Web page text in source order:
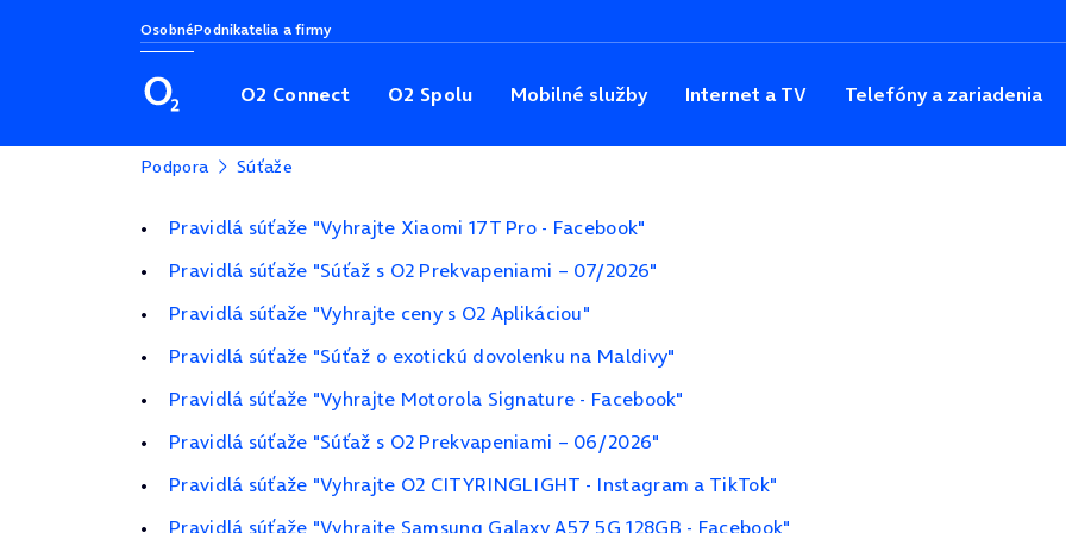
OsobnéPodnikatelia a firmy
O2 Connect O2 Spolu Mobilné služby Internet a TV Telefóny a zariadenia
Podpora Súťaže
Pravidlá súťaže "Vyhrajte Xiaomi 17T Pro - Facebook"
Pravidlá súťaže "Súťaž s O2 Prekvapeniami – 07/2026"
Pravidlá súťaže "Vyhrajte ceny s O2 Aplikáciou"
Pravidlá súťaže "Súťaž o exotickú dovolenku na Maldivy"
Pravidlá súťaže "Vyhrajte Motorola Signature - Facebook"
Pravidlá súťaže "Súťaž s O2 Prekvapeniami – 06/2026"
Pravidlá súťaže "Vyhrajte O2 CITYRINGLIGHT - Instagram a TikTok"
Pravidlá súťaže "Vyhrajte Samsung Galaxy A57 5G 128GB - Facebook"